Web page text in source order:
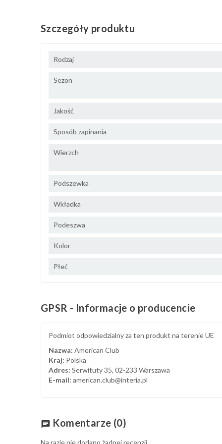
Szczegóły produktu
Rodzaj
Sezon
Jakość
Sposób zapinania
Wierzch
Podszewka
Wkładka
Podeszwa
Kolor
Płeć
GPSR - Informacje o producencie
Podmiot odpowiedzialny za ten produkt na terenie UE
Nazwa: American Club
Kraj: Polska
Adres: Serwituty 35, 02-233 Warszawa
E-mail: american.club@interia.pl
chat Komentarze (0)
Na razie nie dodano żadnej recenzji.